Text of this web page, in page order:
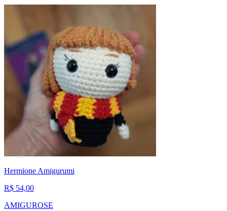
Hermione Amigurumi
R$ 54,00
AMIGUROSE